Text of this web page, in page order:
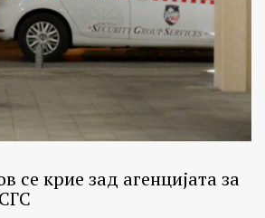
се крие зад агенцијата за